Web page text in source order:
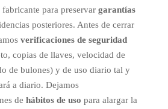
para preservar garantías
posteriores. Antes de cerrar
verificaciones de seguridad
copias de llaves, velocidad de
de bulones) y de uso diario tal y
a diario. Dejamos
de hábitos de uso para alargar la